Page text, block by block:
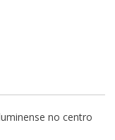
no centro